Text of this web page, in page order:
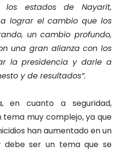
estados de Nayarit,
lograr el cambio que los
un cambio profundo,
una gran alianza con los
la presidencia y darle a
y de resultados”.
en cuanto a seguridad,
muy complejo, ya que
han aumentado en un
debe ser un tema que se